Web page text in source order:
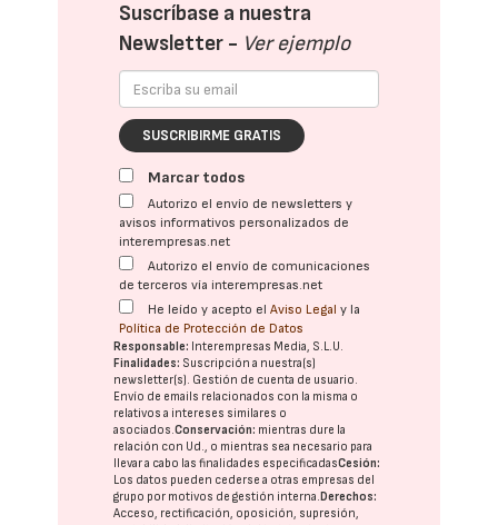
Suscríbase a nuestra
Newsletter - Ver ejemplo
SUSCRIBIRME GRATIS
Marcar todos
Autorizo el envío de newsletters y
avisos informativos personalizados de
interempresas.net
Autorizo el envío de comunicaciones
de terceros vía interempresas.net
He leído y acepto elAviso Legal y la
Política de Protección de Datos
Responsable: Interempresas Media, S.L.U.
Finalidades: Suscripción a nuestra(s)
newsletter(s). Gestión de cuenta de usuario.
Envío de emails relacionados con la misma o
relativos a intereses similares o
asociados.Conservación: mientras dure la
relación con Ud., o mientras sea necesario para
llevar a cabo las finalidades especificadasCesión:
Los datos pueden cederse a otras empresas del
grupo por motivos de gestión interna. Derechos:
Acceso, rectificación, oposición, supresión,